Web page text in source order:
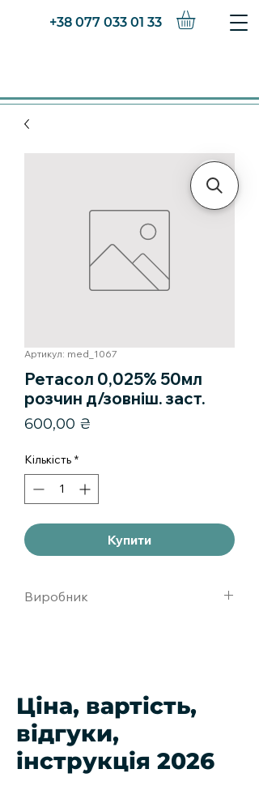
+38 077 033 01 33
Артикул: med_1067
Ретасол 0,025% 50мл
розчин д/зовніш. заст.
600,00 ₴
Кількість *
Купити
Виробник
Ціна, вартість,
відгуки,
інструкція 2026